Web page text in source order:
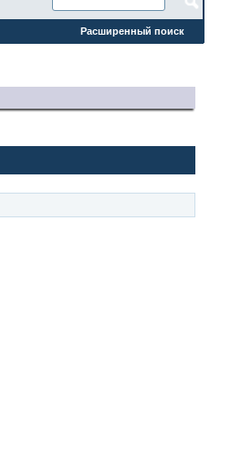
Расширенный поиск